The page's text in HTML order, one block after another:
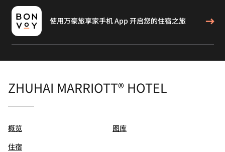
使用万豪旅享家手机 App 开启您的住宿之旅
ZHUHAI MARRIOTT® HOTEL
概览
住宿
图库